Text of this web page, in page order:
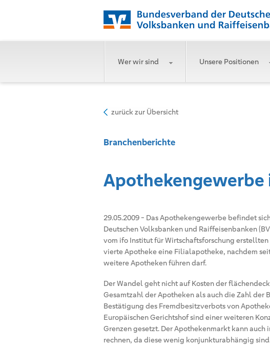
Wer wir sind Unsere Positionen
zurück zur Übersicht
Branchenberichte
Apothekengewerbe
29.05.2009 - Das Apothekengewerbe befindet
Deutschen Volksbanken und Raiffeisenbanken
vom ifo Institut für Wirtschaftsforschung
vierte Apotheke eine Filialapotheke, nachdem
weitere Apotheken führen darf.
Der Wandel geht nicht auf Kosten der
Gesamtzahl der Apotheken als auch die Zahl der
Bestätigung des Fremdbesitzverbots von
Europäischen Gerichtshof sind einer weiteren
Grenzen gesetzt. Der Apothekenmarkt kann auch
rechnen, da diese wenig konjunkturabhängig